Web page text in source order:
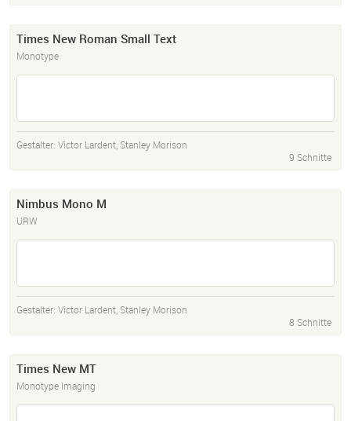
Times New Roman Small Text
Monotype
Gestalter: Victor Lardent, Stanley Morison
9 Schnitte
Nimbus Mono M
URW
Gestalter: Victor Lardent, Stanley Morison
8 Schnitte
Times New MT
Monotype Imaging